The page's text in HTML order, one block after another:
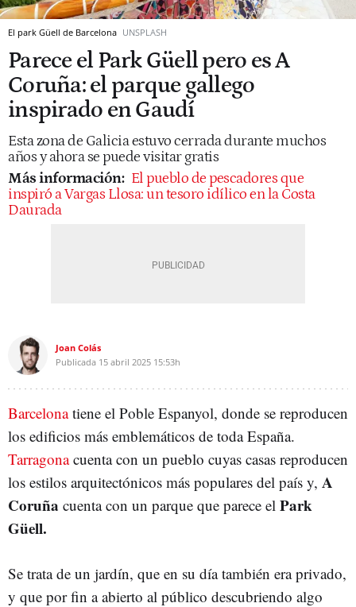
El park Güell de Barcelona UNSPLASH
Parece el Park Güell pero es A
Coruña: el parque gallego
inspirado en Gaudí
Esta zona de Galicia estuvo cerrada durante muchos
años y ahora se puede visitar gratis
Más información: El pueblo de pescadores que
inspiró a Vargas Llosa: un tesoro idílico en la Costa
Daurada
Joan Colás
Publicada 15 abril 2025 15:53h
Barcelonatiene el Poble Espanyol, donde se reproducen
los edificios más emblemáticos de toda España.
Tarragonacuenta con un pueblo cuyas casas reproducen
los estilos arquitectónicos más populares del país y, A
Coruña cuenta con un parque que parece el Park
Güell.
Se trata de un jardín, que en su día también era privado,
y que por fin a abierto al público descubriendo algo